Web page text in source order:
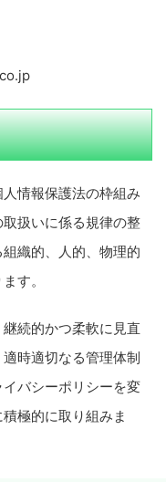
情報保護法の枠組み
扱いに係る規律の整
織的、人的、物理的
す。
続的かつ柔軟に見直
時適切なる管理体制
バシーポリシーを変
極的に取り組みま